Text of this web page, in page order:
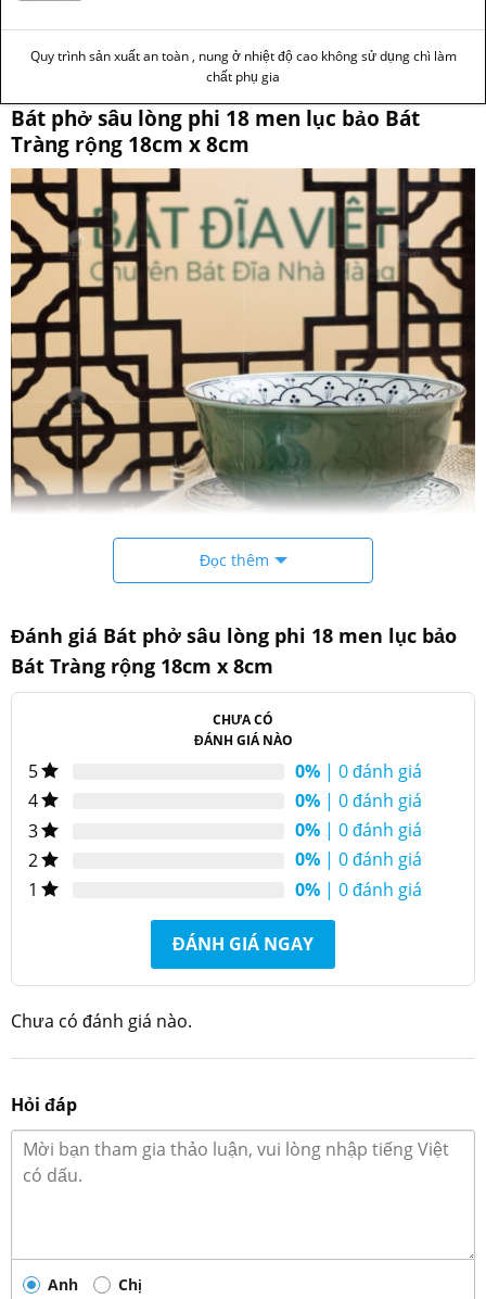
Quy trình sản xuất an toàn , nung ở nhiệt độ cao không sử dụng chì làm
chất phụ gia
Bát phở sâu lòng phi 18 men lục bảo Bát
Tràng rộng 18cm x 8cm
Bát phở lòng sâu men lục bảo phi 18
Đọc thêm
Đánh giá Bát phở sâu lòng phi 18 men lục bảo
Bát Tràng rộng 18cm x 8cm
CHƯA CÓ
ĐÁNH GIÁ NÀO
5 0% | 0 đánh giá
4
0% | 0 đánh giá
3
0% | 0 đánh giá
2
0% | 0 đánh giá
1
0% | 0 đánh giá
ĐÁNH GIÁ NGAY
Chưa có đánh giá nào.
Hỏi đáp
Anh Chị